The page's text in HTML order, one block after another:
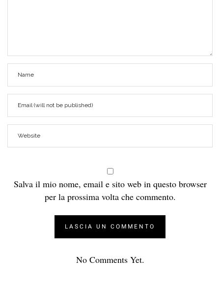
Salva il mio nome, email e sito web in questo browser
per la prossima volta che commento.
No Comments Yet.